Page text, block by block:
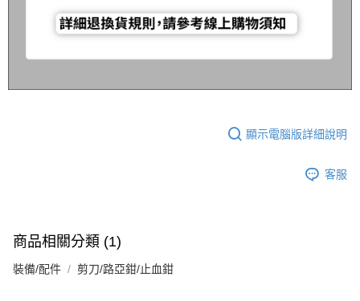
顯示電腦版詳細說明
客服
商品相關分類 (1)
裝備/配件 剪刀/路亞鉗/止血鉗